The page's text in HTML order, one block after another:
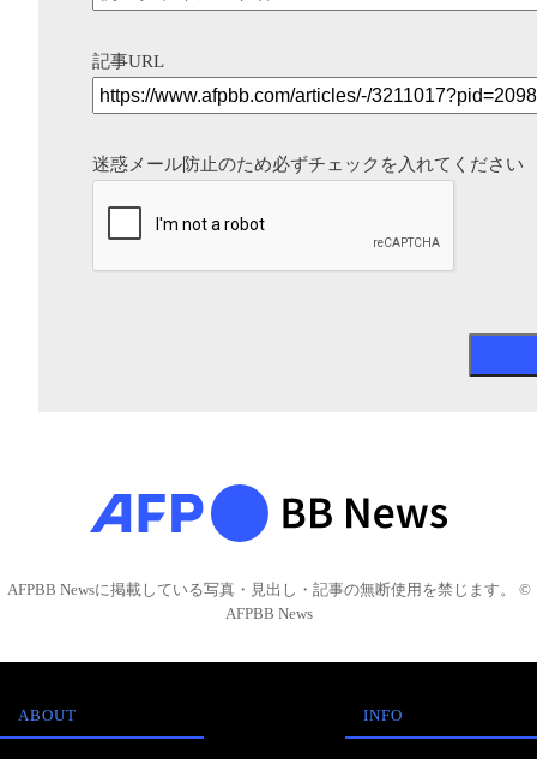
記事URL
迷惑メール防止のため必ずチェックを入れてください
AFPBB Newsに掲載している写真・見出し・記事の無断使用を禁じます。 ©
AFPBB News
ABOUT INFO